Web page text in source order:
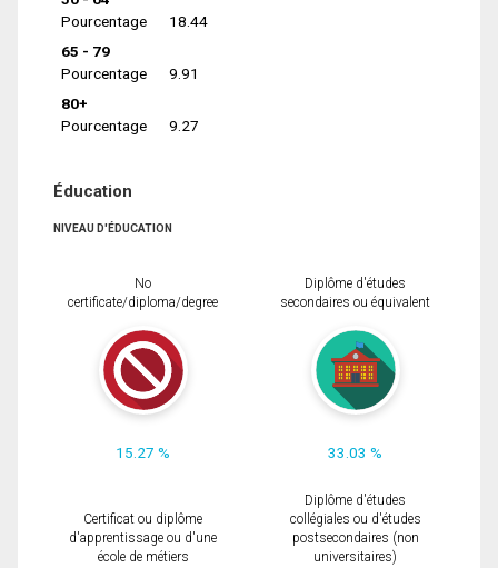
Pourcentage
18.44
65 - 79
Pourcentage
9.91
80+
Pourcentage
9.27
Éducation
NIVEAU D'ÉDUCATION
No
certificate/diploma/degree
15.27 %
Diplôme d'études
secondaires ou équivalent
33.03 %
Certificat ou diplôme
d'apprentissage ou d'une
école de métiers
Diplôme d'études
collégiales ou d'études
postsecondaires (non
universitaires)